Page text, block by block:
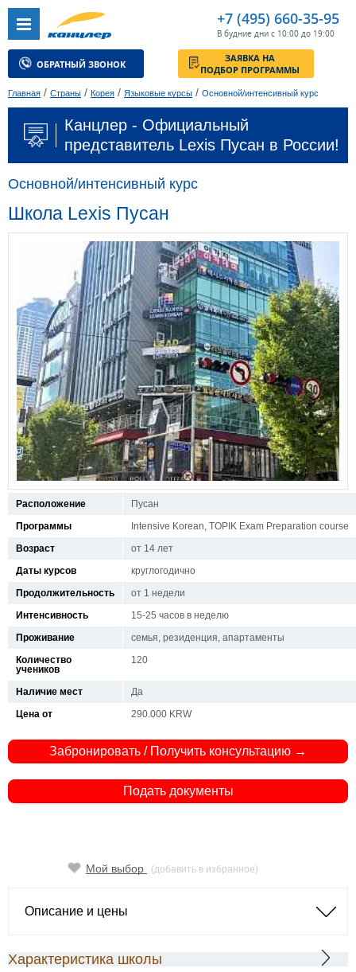
+7 (495) 660-35-95
В будние дни с 10:00 до 19:00
ОБРАТНЫЙ ЗВОНОК
ЗАЯВКА НА
ПОДБОР ПРОГРАММЫ
Главная / Страны / Корея / Языковые курсы / Основной/интенсивный курс
Канцлер - Официальный
представитель Lexis Пусан в России!
Основной/интенсивный курс
Школа Lexis Пусан
Расположение
Пусан
Программы
Intensive Korean, TOPIK Exam Preparation course
Возраст
от 14 лет
Даты курсов
круглогодично
Продолжительность
от 1 недели
Интенсивность
15-25 часов в неделю
Проживание
семья, резиденция, апартаменты
Количество
учеников
120
Наличие мест
Да
Цена от
290.000 KRW
Забронировать / Получить консультацию →
Подать документы
Мой выбор (добавить в избранное)
Описание и цены
Характеристика школы